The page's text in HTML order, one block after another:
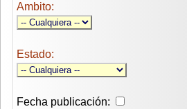
Ambito:
Estado:
Fecha publicación: